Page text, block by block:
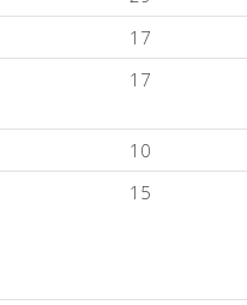
17
17
10
15